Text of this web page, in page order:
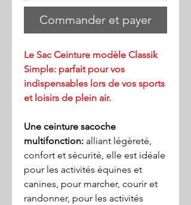
Commander et payer
Le Sac Ceinture modèle Classik
Simple: parfait pour vos
indispensables lors de vos sports
et loisirs de plein air.
Une ceinture sacoche
multifonction: alliant légèreté,
confort et sécurité, elle est idéale
pour les activités équines et
canines, pour marcher, courir et
randonner, pour les activités